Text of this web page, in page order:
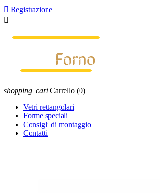
 Registrazione

shopping_cart Carrello (0)
Vetri rettangolari
Forme speciali
Consigli di montaggio
Contatti